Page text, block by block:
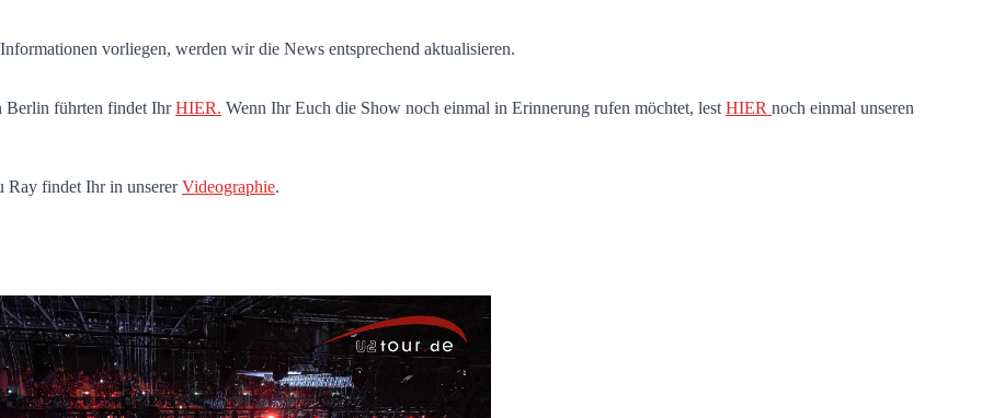
vorliegen, werden wir die News entsprechend aktualisieren.
Berlin führten findet IhrHIER. Wenn Ihr Euch die Show noch einmal in Erinnerung rufen möchtet, lest HIER noch einmal unseren
findet Ihr in unsererVideographie.